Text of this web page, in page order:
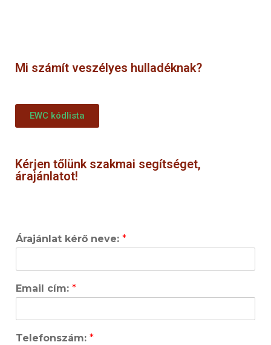
Mi számít veszélyes hulladéknak?
EWC kódlista
Kérjen tőlünk szakmai segítséget,
árajánlatot!
Árajánlat kérő neve: *
Email cím: *
Telefonszám: *